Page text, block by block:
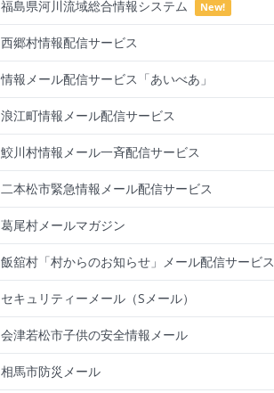
福島県河川流域総合情報システム New!
西郷村情報配信サービス
情報メール配信サービス「あいべあ」
浪江町情報メール配信サービス
鮫川村情報メール一斉配信サービス
二本松市緊急情報メール配信サービス
葛尾村メールマガジン
飯舘村「村からのお知らせ」メール配信サービス
セキュリティーメール（Sメール）
会津若松市子供の安全情報メール
相馬市防災メール